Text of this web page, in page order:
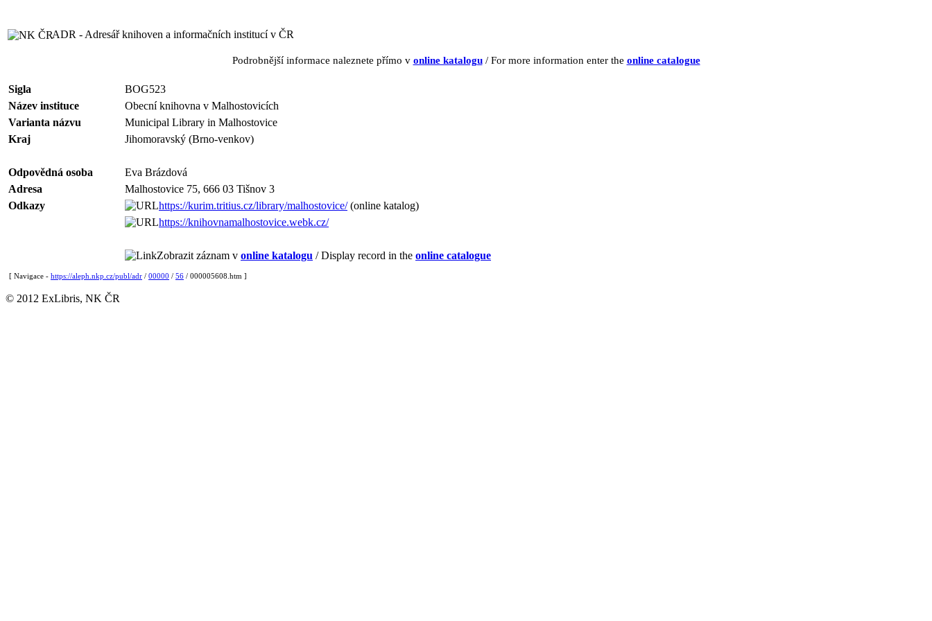
ADR - Adresář knihoven a informačních institucí v ČR
Podrobnější informace naleznete přímo v online katalogu/ For more information enter the online catalogue
Sigla
BOG523
Název instituce
Obecní knihovna v Malhostovicích
Varianta názvu
Municipal Library in Malhostovice
Kraj
Jihomoravský (Brno-venkov)
Odpovědná osoba
Eva Brázdová
Adresa
Malhostovice 75, 666 03 Tišnov 3
Odkazy
https://kurim.tritius.cz/library/malhostovice/(online katalog)
https://knihovnamalhostovice.webk.cz/
Zobrazit záznam v online katalogu / Display record in the online catalogue
[ Navigace - https://aleph.nkp.cz/publ/adr / 00000 / 56 / 000005608.htm ]
© 2012 ExLibris, NK ČR